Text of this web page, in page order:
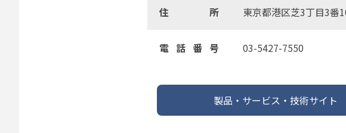
住所 東京都港区芝3丁目3
電話番号 03-5427-7550
製品・サービス・技術サイト